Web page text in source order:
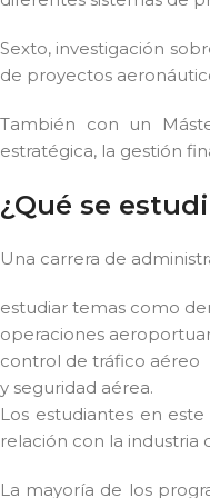
Sexto, investigación
de proyectos
También con un
estratégica, la gestión
¿Qué se
Una carrera de
estudiar temas como
operaciones
control de tráfico aéreo
y seguridad aérea.
Los estudiantes en
relación con la industria
La mayoría de los